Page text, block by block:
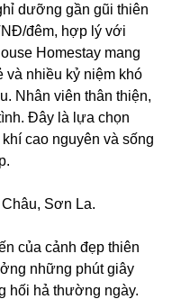
dưỡng gần gũi thiên
đêm, hợp lý với
Homestay mang
và nhiều kỷ niệm khó
Nhân viên thân thiện,
Đây là lựa chọn
cao nguyên và sống
Sơn La.
của cảnh đẹp thiên
những phút giây
hối hả thường ngày.